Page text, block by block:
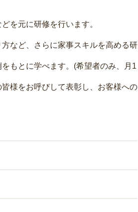
を元に研修を行います。
など、さらに家事スキルを高める研
もとに学べます。(希望者のみ、月1
様をお呼びして表彰し、お客様への